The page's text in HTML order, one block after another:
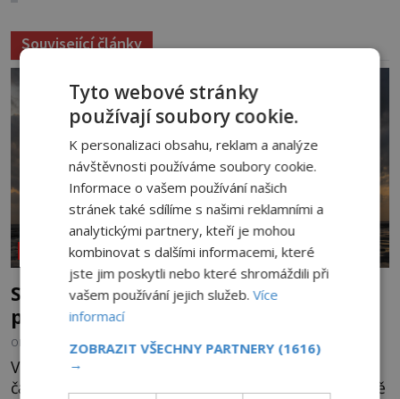
Související články
NEOBJASNĚNÉ UDÁLOSTI
Strašidelná pláž Dumas: Je černý písek
podhoubím, ze kterého roste zlo?
OD MIREK BRÁT 6.8.2026 4.4TIS
V indickém svazovém státu Gudžarát se nachází
část pobřeží, které má hodně temnou pověst. Jistě
Tyto webové stránky
používají soubory cookie.
K personalizaci obsahu, reklam a analýze
návštěvnosti používáme soubory cookie.
Informace o vašem používání našich
stránek také sdílíme s našimi reklamními a
analytickými partnery, kteří je mohou
kombinovat s dalšími informacemi, které
jste jim poskytli nebo které shromáždili při
vašem používání jejich služeb.Více
informací
ZOBRAZIT VŠECHNY PARTNERY (1616)
→